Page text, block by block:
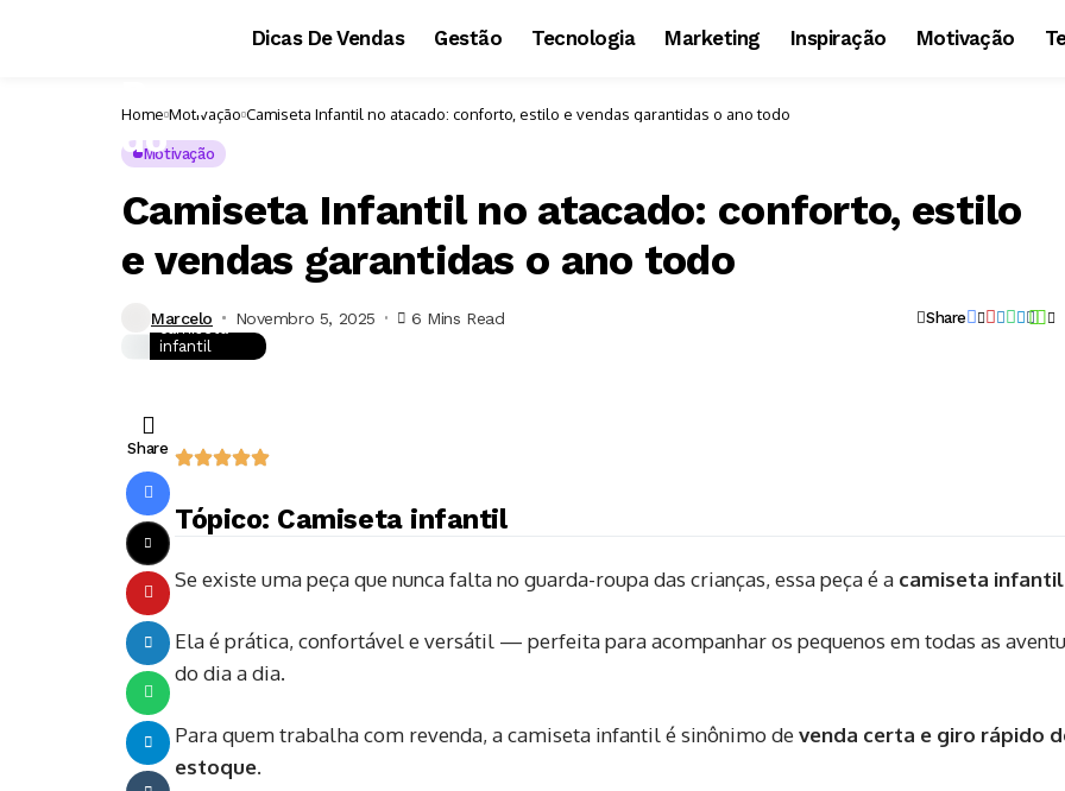
Dicas De Vendas Gestão Tecnologia Marketing Inspiração Motivação
Home Motivação Camiseta Infantil no atacado: conforto, estilo e vendas garantidas o ano todo
Motivação
Camiseta Infantil no atacado: conforto, estilo
e vendas garantidas o ano todo
Marcelo Novembro 5, 2025 6 Mins Read Share
camiseta
infantil
Share
Tópico: Camiseta infantil
Se existe uma peça que nunca falta no guarda-roupa das crianças, essa peça é a camiseta infantil
Ela é prática, confortável e versátil — perfeita para acompanhar os pequenos em todas as
do dia a dia.
Para quem trabalha com revenda, a camiseta infantil é sinônimo de venda certa e giro rápido
estoque.